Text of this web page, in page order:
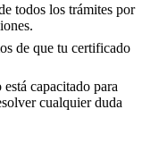
todos los trámites por
de que tu certificado
capacitado para
cualquier duda